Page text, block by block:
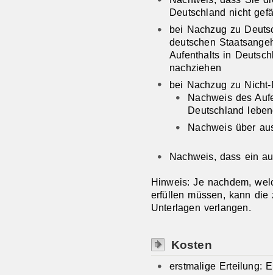
Deutschland nicht
bei Nachzug zu
deutschen
Aufenthalts in
nachziehen
bei Nachzug zu
Nachweis des
Deutschland
Nachweis über
Nachweis, dass ein
Hinweis: Je nachdem,
erfüllen müssen, kann
Unterlagen verlangen.
Kosten
erstmalige Erteilung: